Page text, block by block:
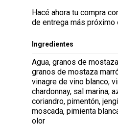
Hacé ahora tu compra
de entrega más próximo
Ingredientes
Agua, granos de
granos de mostaza
vinagre de vino blanco,
chardonnay, sal marina,
coriandro, pimentón,
moscada, pimienta
olor